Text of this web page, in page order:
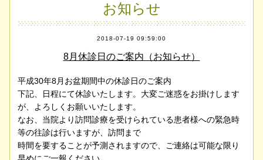
お知らせ
2018-07-19 09:59:00
8月休診日のご案内（お知らせ）
平成30年8月お盆期間中の休診日のご案内
下記、日程にて休診いたします。大変ご迷惑をお掛けします
が、よろしくお願いいたします。
なお、当院より訪問診療を受けられている患者様への緊急時
等の往診は行いますが、訪問まで
時間を要することが予測されますので、ご連絡は可能な限り